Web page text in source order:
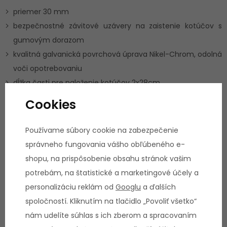
priemer 30 mm
bezpečnostné závitové uzávery na zaistenie kotúčov s
gumovým dorazom
kvalitná galvanická povrchová úprava Nikel-Chrom, odolná
voči opotrebovaniu
dĺžka časti pre naloženie kotúčov 2x28cm
vzdialenosť medzi dorazmi 130 cm
maximálna nosnosť osi 150 kg
Jednoručný hriadeľ 350/30 mm s uzávermi na závit
dĺžka 350 mm
priemer 30 mm
bezpečnostné závitové uzávery na zaistenie kotúčov s
gumovým dorazom
kvalitná galvanická povrchová úprava Nikel-Chrom, odolná
Cookies
Používame súbory cookie na zabezpečenie
správneho fungovania vášho obľúbeného e-
shopu, na prispôsobenie obsahu stránok vašim
potrebám, na štatistické a marketingové účely a
personalizáciu reklám od Googlu a ďalších
spoločností. Kliknutím na tlačidlo „Povoliť všetko“
nám udelíte súhlas s ich zberom a spracovaním